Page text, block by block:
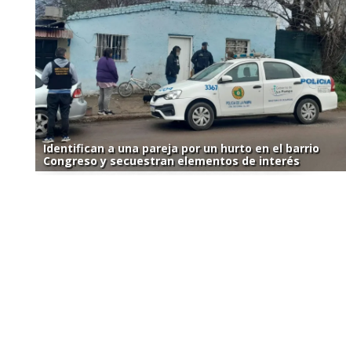
Identifican a una pareja por un hurto en el barrio
Congreso y secuestran elementos de interés